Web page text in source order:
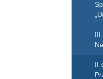
III
II